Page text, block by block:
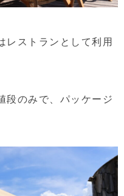
レストランとして利用
段のみで、パッケージ